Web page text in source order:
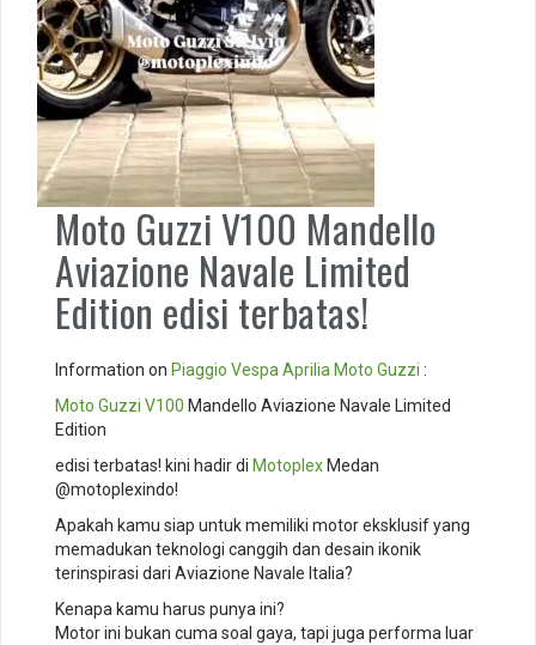
Moto Guzzi V100 Mandello
Aviazione Navale Limited
Edition edisi terbatas!
Information on Piaggio Vespa Aprilia Moto Guzzi :
Moto Guzzi V100 Mandello Aviazione Navale Limited
Edition
edisi terbatas! kini hadir di Motoplex Medan
@motoplexindo!
Apakah kamu siap untuk memiliki motor eksklusif yang
memadukan teknologi canggih dan desain ikonik
terinspirasi dari Aviazione Navale Italia? ️
Kenapa kamu harus punya ini?
Motor ini bukan cuma soal gaya, tapi juga performa luar